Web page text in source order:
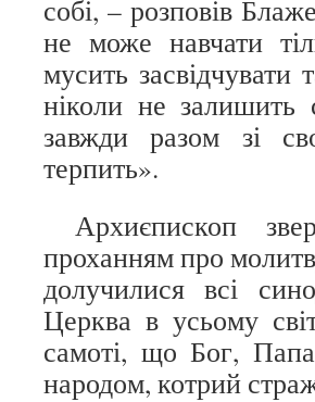
собі, – розповів
не може навчати
мусить засвідчувати
ніколи не залишить
завжди разом зі
терпить».
Архиєпископ
проханням про
долучилися всі
Церква в усьому
самоті, що Бог,
народом, котрий